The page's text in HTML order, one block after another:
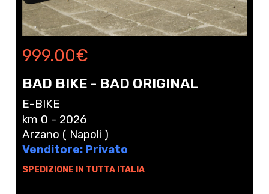
999.00€
BAD BIKE - BAD ORIGINAL
E-BIKE
km 0 - 2026
Arzano ( Napoli )
Venditore: Privato
SPEDIZIONE IN TUTTA ITALIA